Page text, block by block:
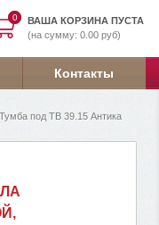
0
0
ВАША КОРЗИНА ПУСТА
(на сумму: 0.00 руб)
Контакты
Тумба под ТВ 39.15 Антика